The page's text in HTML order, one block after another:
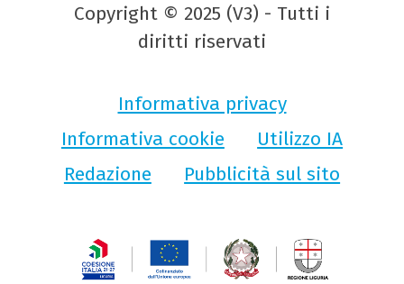
Copyright © 2025 (V3) - Tutti i
diritti riservati
Informativa privacy
Informativa cookie
Utilizzo IA
Redazione
Pubblicità sul sito